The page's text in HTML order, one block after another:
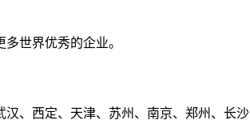
世界优秀的企业。
、西定、天津、苏州、南京、郑州、长